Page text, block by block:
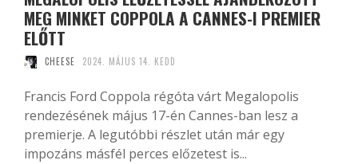
MEG MINKET COPPOLA A CANNES-I PREMIER
ELŐTT
CHEESE 2024. MÁJUS 14. KEDD
Francis Ford Coppola régóta várt Megalopolis
rendezésének május 17-én Cannes-ban lesz a
premierje. A legutóbbi részlet után már egy
impozáns másfél perces előzetest is...